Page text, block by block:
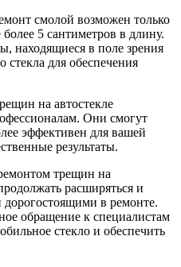
смолой возможен только
5 сантиметров в длину.
находящиеся в поле зрения
стекла для обеспечения
на автостекле
Они смогут
эффективен для вашей
результаты.
трещин на
расширяться и
в ремонте.
обращение к специалистам
стекло и обеспечить